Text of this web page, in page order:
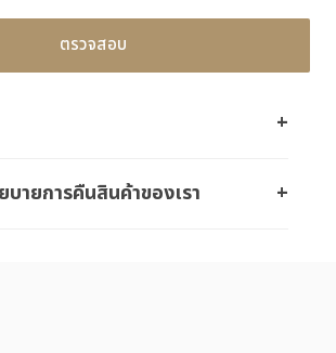
ตรวจสอบ
ายการคืนสินค้าของเรา